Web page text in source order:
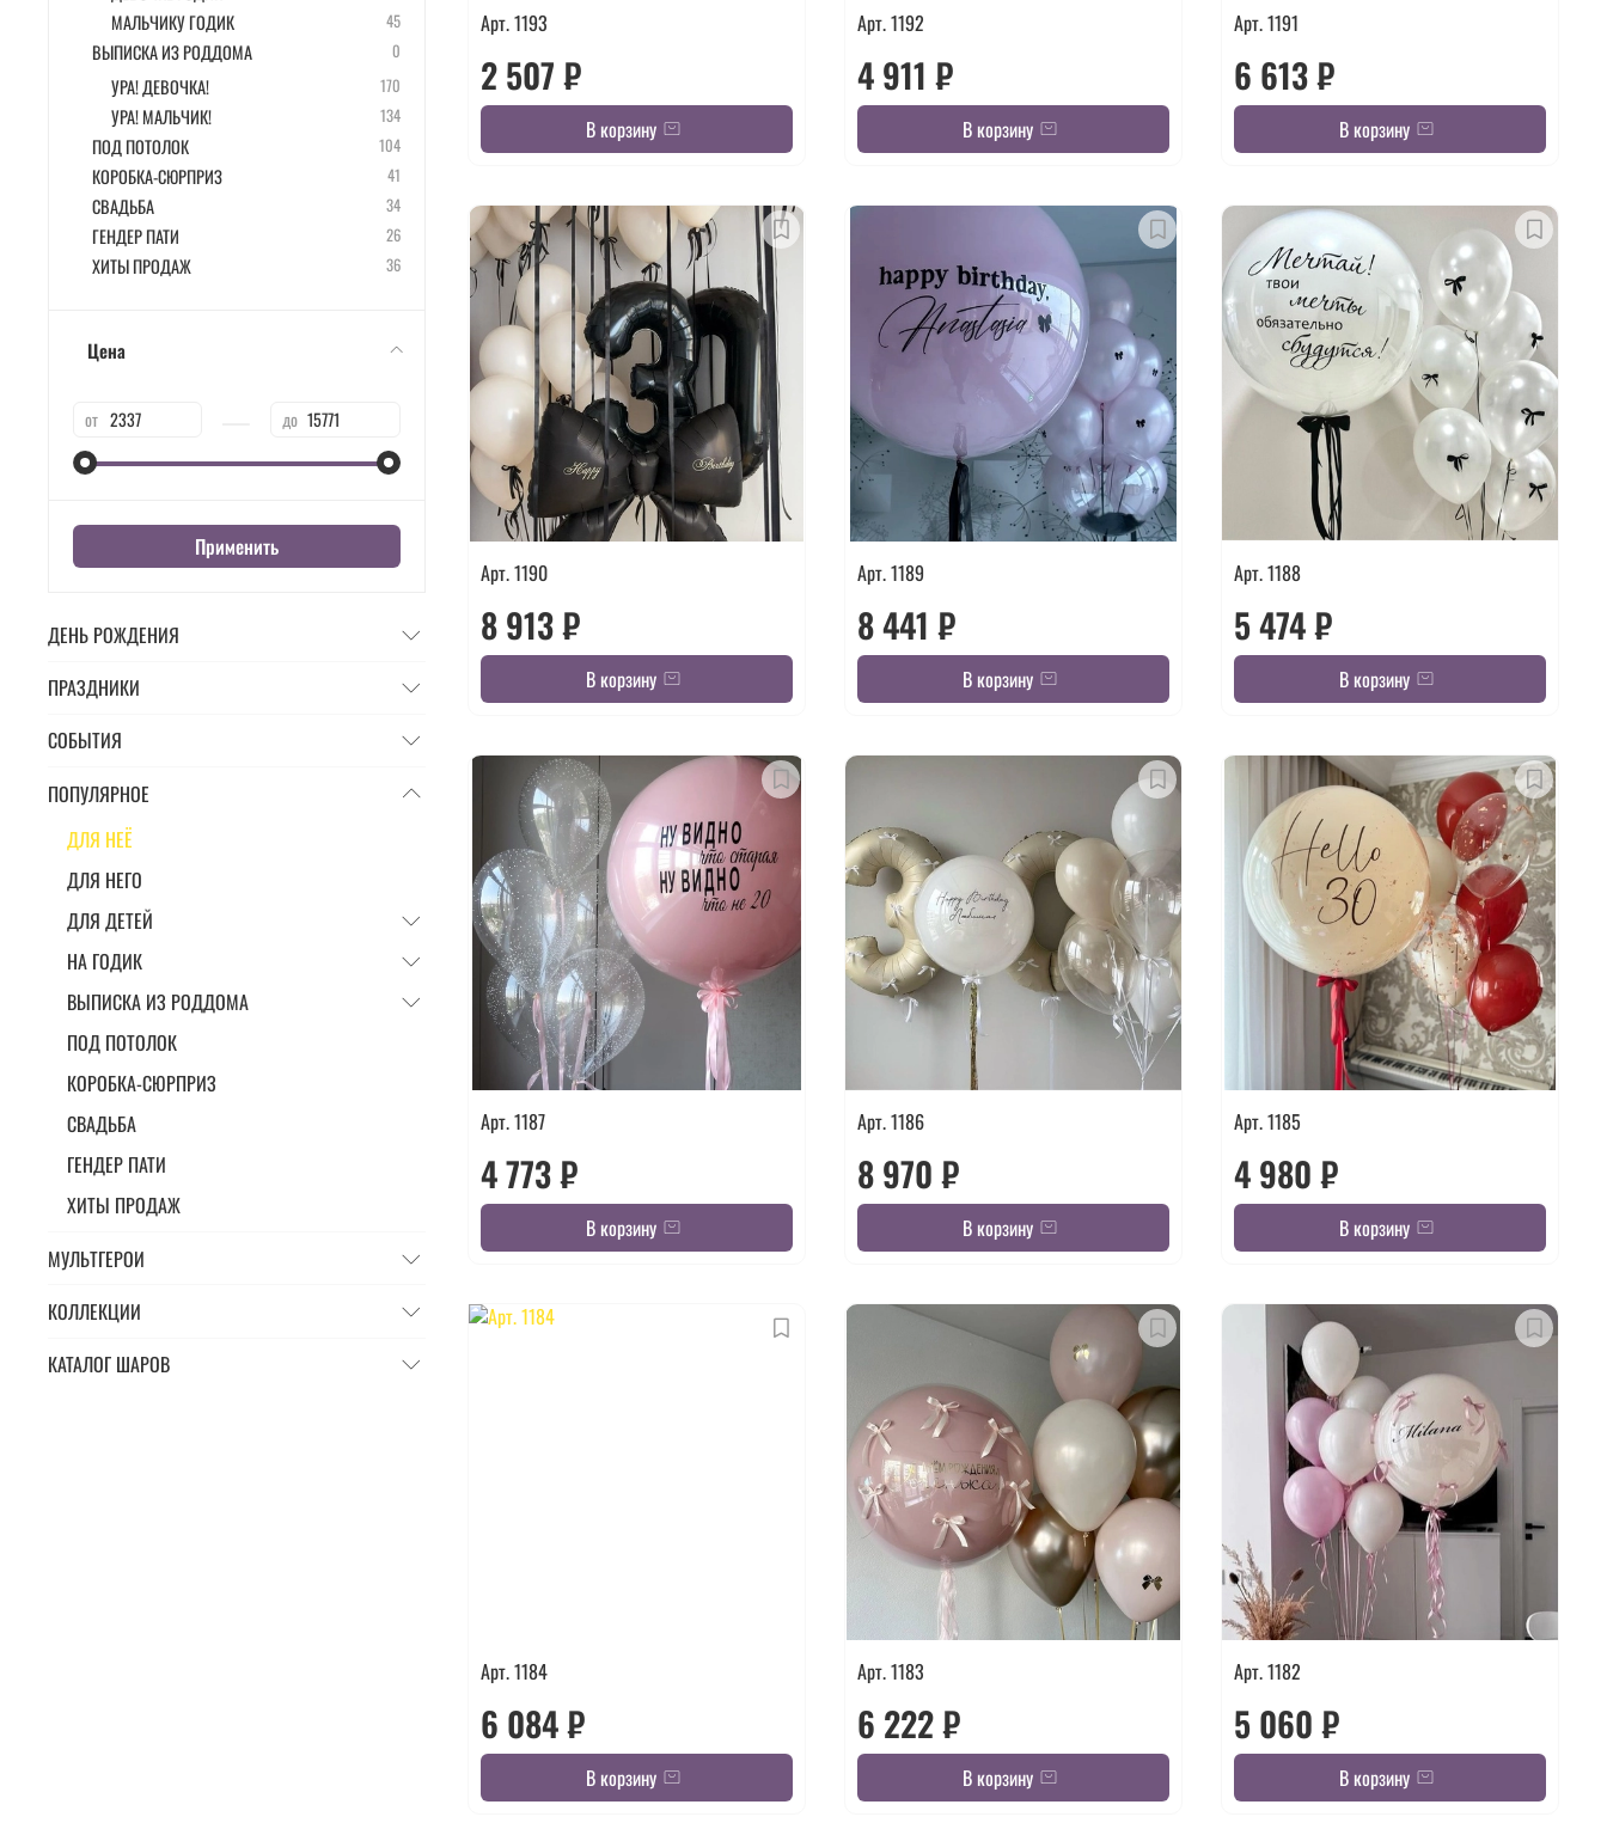
Арт. 1193
2 507 ₽
В корзину
Арт. 1192
4 911 ₽
В корзину
Арт. 1191
6 613 ₽
В корзину
Арт. 1190
8 913 ₽
В корзину
Арт. 1189
8 441 ₽
В корзину
Арт. 1188
5 474 ₽
В корзину
Арт. 1187
4 773 ₽
В корзину
Арт. 1186
8 970 ₽
В корзину
Арт. 1185
4 980 ₽
В корзину
Арт. 1184
6 084 ₽
В корзину
Арт. 1183
6 222 ₽
В корзину
Арт. 1182
5 060 ₽
В корзину
МАЛЬЧИКУ ГОДИК 45
ВЫПИСКА ИЗ РОДДОМА 0
УРА! ДЕВОЧКА! 170
УРА! МАЛЬЧИК! 134
ПОД ПОТОЛОК 104
КОРОБКА-СЮРПРИЗ 41
СВАДЬБА 34
ГЕНДЕР ПАТИ 26
ХИТЫ ПРОДАЖ 36
Цена
от до
Применить
ДЕНЬ РОЖДЕНИЯ
ПРАЗДНИКИ
СОБЫТИЯ
ПОПУЛЯРНОЕ
ДЛЯ НЕЁ
ДЛЯ НЕГО
ДЛЯ ДЕТЕЙ
НА ГОДИК
ВЫПИСКА ИЗ РОДДОМА
ПОД ПОТОЛОК
КОРОБКА-СЮРПРИЗ
СВАДЬБА
ГЕНДЕР ПАТИ
ХИТЫ ПРОДАЖ
МУЛЬТГЕРОИ
КОЛЛЕКЦИИ
КАТАЛОГ ШАРОВ